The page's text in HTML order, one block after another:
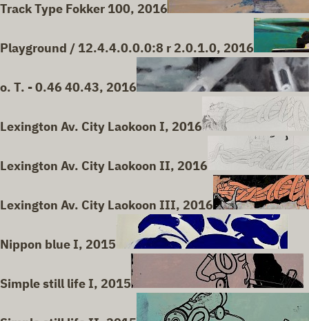
Track Type Fokker 100, 2016
Playground / 12.4.4.0.0.0:8 r 2.0.1.0, 2016
o. T. - 0.46 40.43, 2016
Lexington Av. City Laokoon I, 2016
Lexington Av. City Laokoon II, 2016
Lexington Av. City Laokoon III, 2016
Nippon blue I, 2015
Simple still life I, 2015